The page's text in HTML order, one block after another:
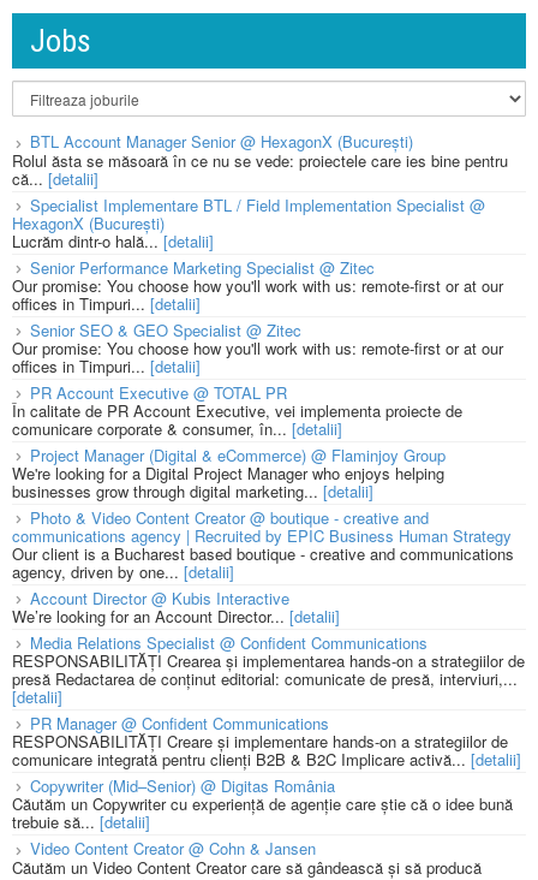
Jobs
BTL Account Manager Senior @ HexagonX (București)
Rolul ăsta se măsoară în ce nu se vede: proiectele care ies bine pentru
că... [detalii]
Specialist Implementare BTL / Field Implementation Specialist @
HexagonX (București)
Lucrăm dintr-o hală...[detalii]
Senior Performance Marketing Specialist @ Zitec
Our promise: You choose how you'll work with us: remote-first or at our
offices in Timpuri... [detalii]
Senior SEO & GEO Specialist @ Zitec
Our promise: You choose how you'll work with us: remote-first or at our
offices in Timpuri... [detalii]
PR Account Executive @ TOTAL PR
În calitate de PR Account Executive, vei implementa proiecte de
comunicare corporate & consumer, în... [detalii]
Project Manager (Digital & eCommerce) @ Flaminjoy Group
We're looking for a Digital Project Manager who enjoys helping
businesses grow through digital marketing... [detalii]
Photo & Video Content Creator @ boutique - creative and
communications agency | Recruited by EPIC Business Human Strategy
Our client is a Bucharest based boutique - creative and communications
agency, driven by one... [detalii]
Account Director @ Kubis Interactive
We’re looking for an Account Director... [detalii]
Media Relations Specialist @ Confident Communications
RESPONSABILITĂȚI Crearea și implementarea hands-on a strategiilor de
presă Redactarea de conținut editorial: comunicate de presă, interviuri,...
[detalii]
PR Manager @ Confident Communications
RESPONSABILITĂȚI Creare și implementare hands-on a strategiilor de
comunicare integrată pentru clienți B2B & B2C Implicare activă... [detalii]
Copywriter (Mid–Senior) @ Digitas România
Căutăm un Copywriter cu experiență de agenție care știe că o idee bună
trebuie să... [detalii]
Video Content Creator @ Cohn & Jansen
Căutăm un Video Content Creator care să gândească și să producă